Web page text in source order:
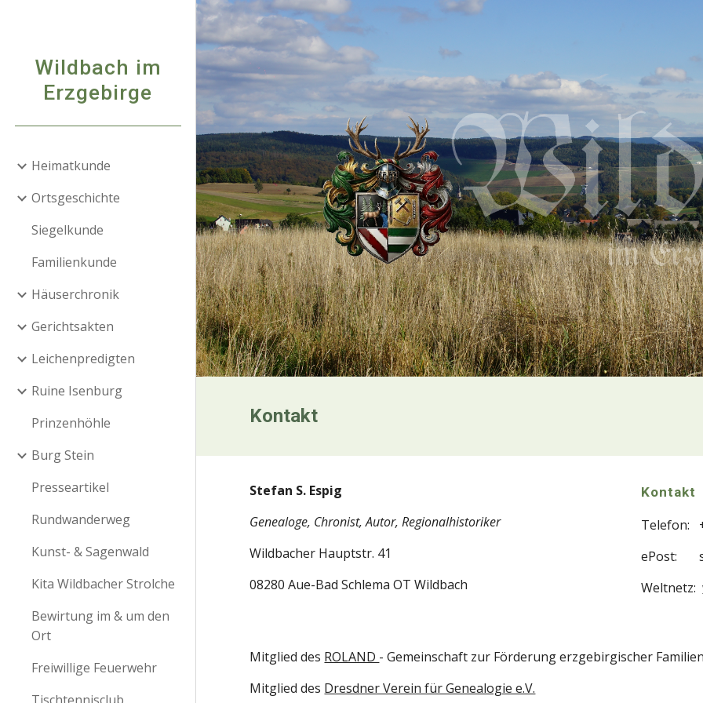
Wildbach im
Erzgebirge
Heimatkunde
Ortsgeschichte
Siegelkunde
Familienkunde
Häuserchronik
Gerichtsakten
Leichenpredigten
Ruine Isenburg
Prinzenhöhle
Burg Stein
Presseartikel
Rundwanderweg
Kunst- & Sagenwald
Kita Wildbacher Strolche
Bewirtung im & um den
Ort
Freiwillige Feuerwehr
Kontakt
Stefan S. Espig
Genealoge, Chronist, Autor, Regionalhistoriker
Wildbacher Hauptstr. 41
08280 Aue-Bad Schlema OT Wildbach
Kontakt
Telefon:
ePost:
Weltnetz:
Mitglied des ROLAND - Gemeinschaft zur Förderung erzgebirgischer
Mitglied des Dresdner Verein für Genealogie e.V.